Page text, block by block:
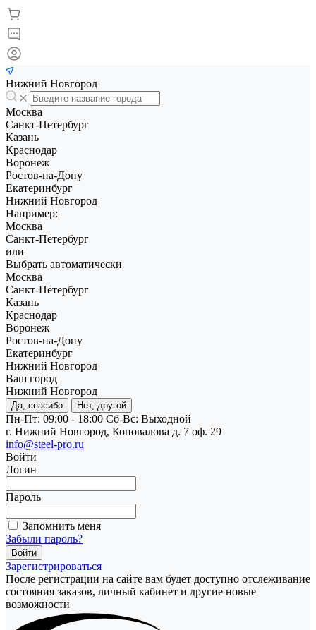
Нижний Новгород
Москва
Санкт-Петербург
Казань
Краснодар
Воронеж
Ростов-на-Дону
Екатеринбург
Нижний Новгород
Например:
Москва
Санкт-Петербург
или
Выбрать автоматически
Москва
Санкт-Петербург
Казань
Краснодар
Воронеж
Ростов-на-Дону
Екатеринбург
Нижний Новгород
Ваш город
Нижний Новгород
Да, спасибо Нет, другой
Пн-Пт: 09:00 - 18:00 Cб-Вс: Выходной
г. Нижний Новгород, Коновалова д. 7 оф. 29
info@steel-pro.ru
Войти
Логин
Пароль
Запомнить меня
Забыли пароль?
Зарегистрироваться
После регистрации на сайте вам будет доступно отслеживание
состояния заказов, личный кабинет и другие новые
возможности